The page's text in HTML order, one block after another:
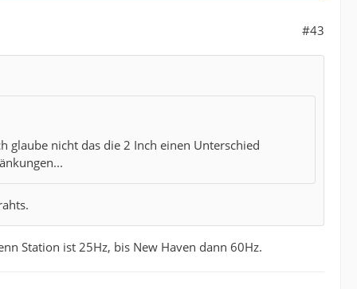
#43
glaube nicht das die 2 Inch einen Unterschied
Station ist 25Hz, bis New Haven dann 60Hz.